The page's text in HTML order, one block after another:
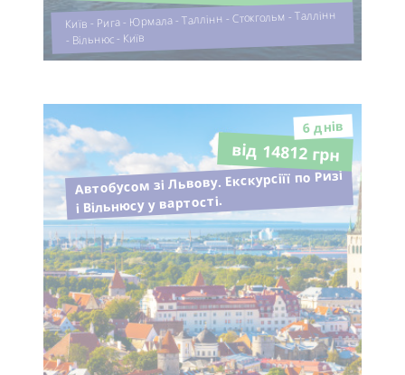
Київ - Рига - Юрмала - Таллінн - Стокгольм - Таллінн
- Вільнюс - Київ
6 днiв
від 14812 грн
Автобусом зі Львову. Екскурсіїї по Ризі
і Вільнюсу у вартості.